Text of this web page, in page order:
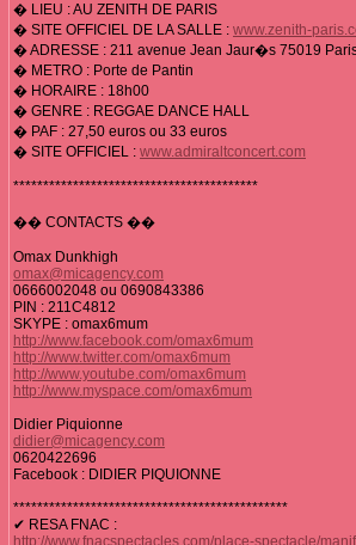
� LIEU : AU ZENITH DE PARIS
� SITE OFFICIEL DE LA SALLE : www.zenith-
� ADRESSE : 211 avenue Jean Jaur�s 75019
� METRO : Porte de Pantin
� HORAIRE : 18h00
� GENRE : REGGAE DANCE HALL
� PAF : 27,50 euros ou 33 euros
� SITE OFFICIEL : www.admiraltconcert.com
*****************************************
�� CONTACTS ��
Omax Dunkhigh
omax@micagency.com
0666002048 ou 0690843386
PIN : 211C4812
SKYPE : omax6mum
http://www.facebook.com/omax6mum
http://www.twitter.com/omax6mum
http://www.youtube.com/omax6mum
http://www.myspace.com/omax6mum
Didier Piquionne
didier@micagency.com
0620422696
Facebook : DIDIER PIQUIONNE
**********************************************
✔ RESA FNAC :
http://www.fnacspectacles.com/place-spectacle/